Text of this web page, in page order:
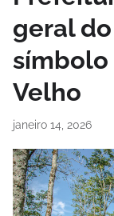
geral
símbolo
Velho
janeiro 14, 2026